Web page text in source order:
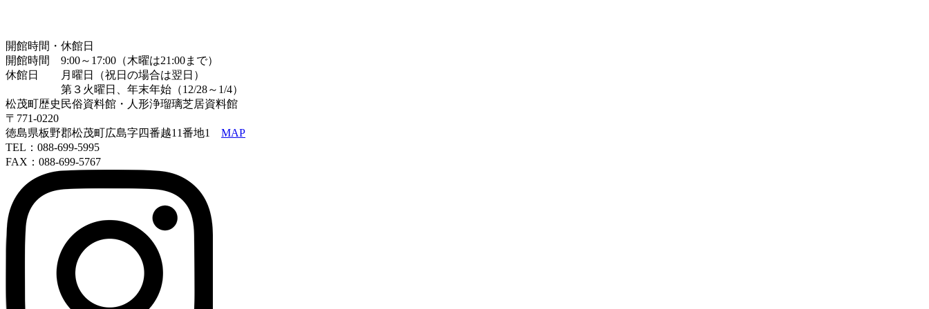
開館時間・休館日
開館時間 9:00～17:00（木曜は21:00まで）
休館日 月曜日（祝日の場合は翌日）
第３火曜日、年末年始（12/28～1/4）
松茂町歴史民俗資料館・人形浄瑠璃芝居資料館
〒771-0220
徳島県板野郡松茂町広島字四番越11番地1 MAP
TEL：088-699-5995
FAX：088-699-5767